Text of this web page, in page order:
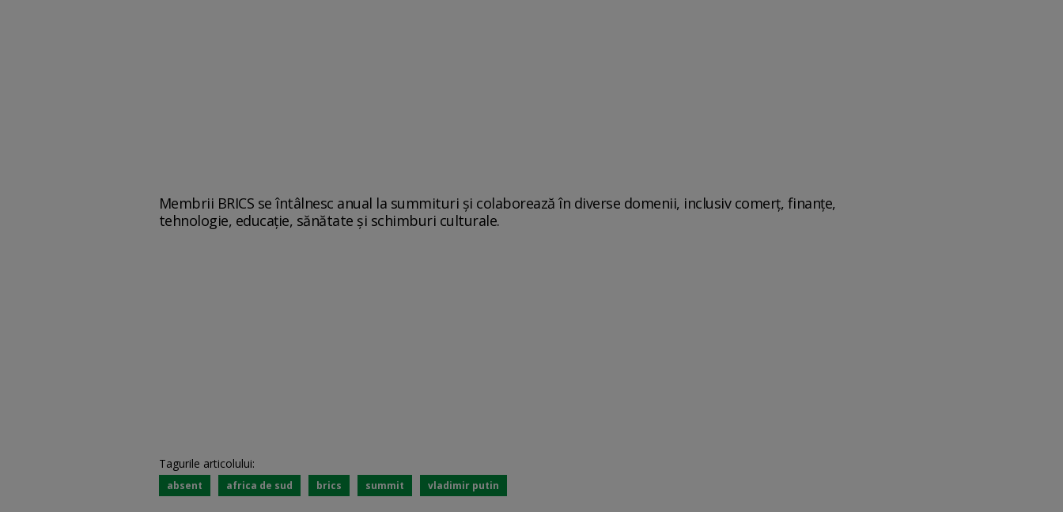
Membrii BRICS se întâlnesc anual la summituri și colaborează în diverse domenii, inclusiv comerț, finanțe,
tehnologie, educație, sănătate și schimburi culturale.
Tagurile articolului:
absent africa de sud brics summit vladimir putin